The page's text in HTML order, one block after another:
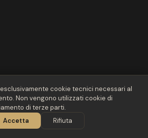
/ 03
cookie tecnici necessari al
Non vengono utilizzati cookie di
di terze parti.
Accetta
Rifiuta